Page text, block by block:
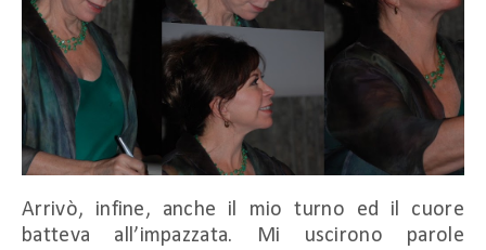
Arrivò, infine, anche il mio turno ed il cuore
batteva all’impazzata. Mi uscirono parole